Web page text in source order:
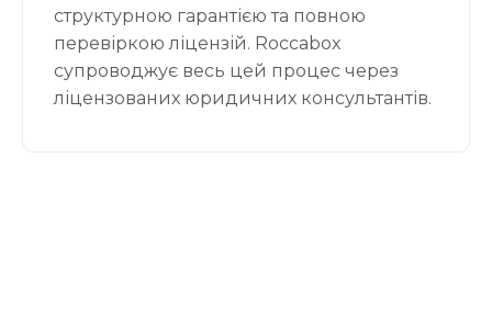
структурною гарантією та повною
перевіркою ліцензій. Roccabox
супроводжує весь цей процес через
ліцензованих юридичних консультантів.